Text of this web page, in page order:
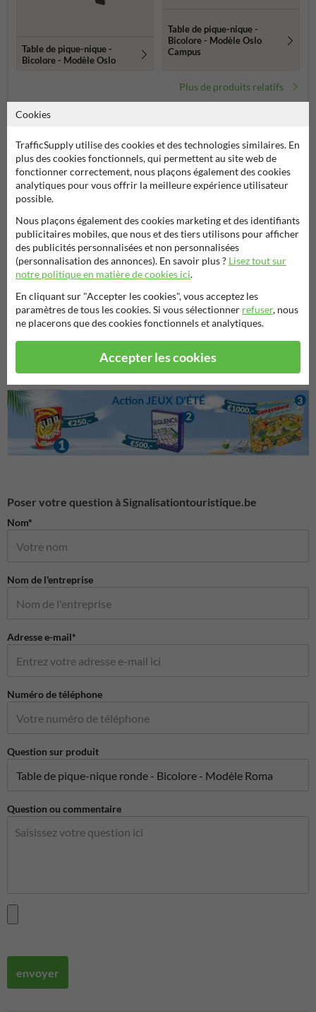
Table de pique-nique -
Bicolore - Modèle Oslo
Table de pique-nique -
Bicolore - Modèle Oslo
Campus
Plus de produits relatifs
Tables de pique-nique Bancs publics
Mobilier urbain
Poser votre question à Signalisationtouristique.be
Nom*
Nom de l'entreprise
Adresse e-mail*
Numéro de téléphone
Question sur produit
Question ou commentaire
envoyer
Cookies
TrafficSupply utilise des cookies et des technologies similaires. En
plus des cookies fonctionnels, qui permettent au site web de
fonctionner correctement, nous plaçons également des cookies
analytiques pour vous offrir la meilleure expérience utilisateur
possible.
Nous plaçons également des cookies marketing et des identifiants
publicitaires mobiles, que nous et des tiers utilisons pour afficher
des publicités personnalisées et non personnalisées
(personnalisation des annonces). En savoir plus ? Lisez tout sur
notre politique en matière de cookies ici.
En cliquant sur "Accepter les cookies", vous acceptez les
paramètres de tous les cookies. Si vous sélectionner refuser, nous
ne placerons que des cookies fonctionnels et analytiques.
Accepter les cookies